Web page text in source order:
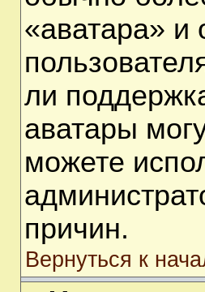
«аватара» и
ли
аватары
можете
причин.
Вернуться к